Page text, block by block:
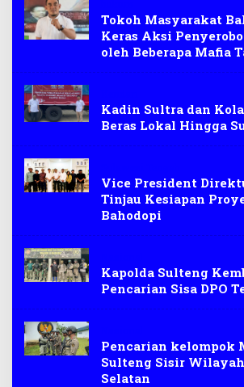
Tokoh Masyarakat
Keras Aksi
oleh Beberapa Mafia
Kadin Sultra dan
Beras Lokal Hingga
Vice President
Tinjau Kesiapan
Bahodopi
Kapolda Sulteng
Pencarian Sisa DPO
Pencarian kelompok
Sulteng Sisir
Selatan